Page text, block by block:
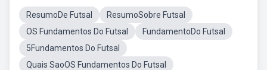
ResumoDe Futsal
ResumoSobre Futsal
OS Fundamentos Do Futsal
FundamentoDo Futsal
5Fundamentos Do Futsal
Quais SaoOS Fundamentos Do Futsal